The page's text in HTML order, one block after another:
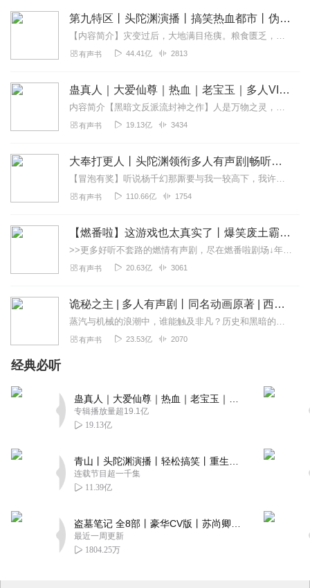
第九特区丨头陀渊演播丨搞笑热血都市丨伪戒丨VIP免费多人有声剧
【内容简介】灾变过后，大地满目疮痍。粮食匮乏，资源紧俏，局势混乱……一位从待规划区杀出来的青年，背对着漫天黄沙，孤身来到九区谋生，却不曾想偶然结识三五好友，一念...
有声书 44.41亿 2813
蛊真人｜大爱仙尊｜热血｜老宝玉｜多人VIP免费有声剧
内容简介【黑暗文反派流封神之作】人是万物之灵，蛊是天地真精。一个穿越者不断重生的故事。一个养蛊、炼蛊、用蛊的奇特世界。配音组（男角色）老宝玉旁白...
有声书 19.13亿 3434
大奉打更人丨头陀渊领衔多人有声剧|畅听全集|王鹤棣、田曦薇主演影视剧原著|卖报小郎君
【冒泡有奖】听说杨千幻那厮要与我一较高下，我许七安要开始装叉了！快进入声音播放页戳下方输入框，冒个泡偷偷告诉我，我要用哪些诗词才能胜过他？说得好的，有赏！202...
有声书 110.66亿 1754
【燃番啦】这游戏也太真实了丨爆笑废土霸榜神作丨紫襟剧社制作
>>更多好听不套路的燃情有声剧，尽在燃番啦剧场↓年度重磅推荐本专辑为VIP免费专辑每天上午10点5集更新，订阅可以听到最新内容哦！每周抽一个专辑五星优质评论送...
有声书 20.63亿 3061
诡秘之主 | 多人有声剧丨同名动画原著 | 西幻克苏鲁 | 乌贼作品
蒸汽与机械的浪潮中，谁能触及非凡？历史和黑暗的迷雾里，又是谁在耳语？我从诡秘中醒来，睁眼看见这个世界：枪械，大炮，巨舰，飞空艇，差分机；魔药，占卜，诅咒，倒吊人...
有声书 23.53亿 2070
经典必听
专辑播放量超19.1亿
19.13亿
连载节目超一千集
11.39亿
最近一周更新
1804.25万